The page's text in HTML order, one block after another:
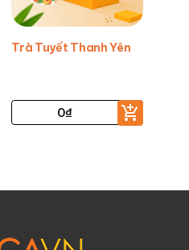
Trà Tuyết Thanh Yên
0₫